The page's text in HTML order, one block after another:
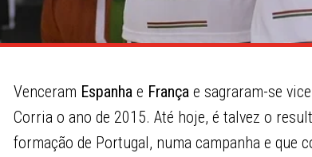
Venceram Espanha e França e sagraram-se
Corria o ano de 2015. Até hoje, é talvez o
formação de Portugal, numa campanha e que